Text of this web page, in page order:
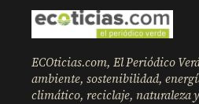
ECOticias.com, El Periódico
ambiente, sostenibilidad,
climático, reciclaje, naturaleza